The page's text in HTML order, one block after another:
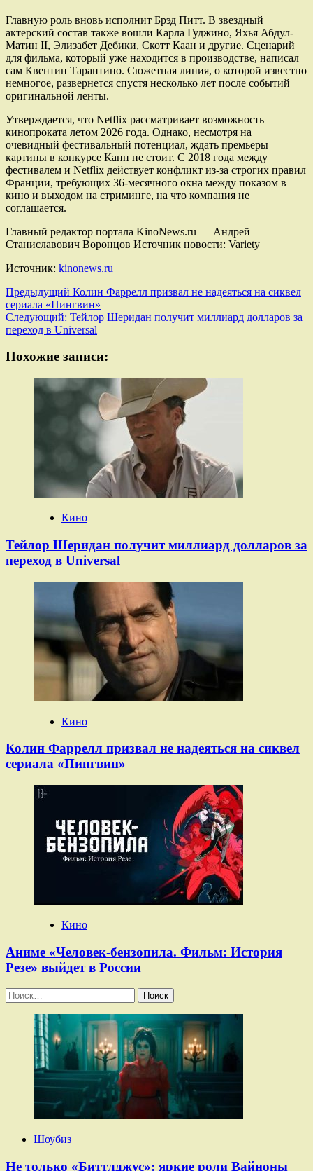
Главную роль вновь исполнит Брэд Питт. В звездный
актерский состав также вошли Карла Гуджино, Яхья Абдул-
Матин II, Элизабет Дебики, Скотт Каан и другие. Сценарий
для фильма, который уже находится в производстве, написал
сам Квентин Тарантино. Сюжетная линия, о которой известно
немногое, развернется спустя несколько лет после событий
оригинальной ленты.
Утверждается, что Netflix рассматривает возможность
кинопроката летом 2026 года. Однако, несмотря на
очевидный фестивальный потенциал, ждать премьеры
картины в конкурсе Канн не стоит. С 2018 года между
фестивалем и Netflix действует конфликт из-за строгих правил
Франции, требующих 36-месячного окна между показом в
кино и выходом на стриминге, на что компания не
соглашается.
Главный редактор портала KinoNews.ru — Андрей
Станиславович Воронцов Источник новости: Variety
Источник: kinonews.ru
Навигация
записи
Предыдущий Колин Фаррелл призвал не надеяться на сиквел
сериала «Пингвин»
Следующий: Тейлор Шеридан получит миллиард долларов за
переход в Universal
Похожие записи:
Кино
Тейлор Шеридан получит миллиард долларов за
переход в Universal
Кино
Колин Фаррелл призвал не надеяться на сиквел
сериала «Пингвин»
Кино
Аниме «Человек-бензопила. Фильм: История
Резе» выйдет в России
Найти:
Шоубиз
Не только «Биттлджус»: яркие роли Вайноны